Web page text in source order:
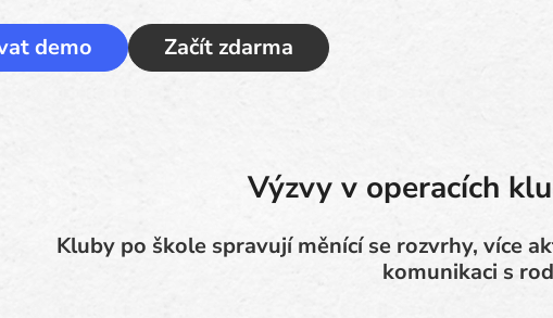
demo Začít zdarma
Výzvy v operacích
Kluby po škole spravují měnící se rozvrhy, více
komunikaci s